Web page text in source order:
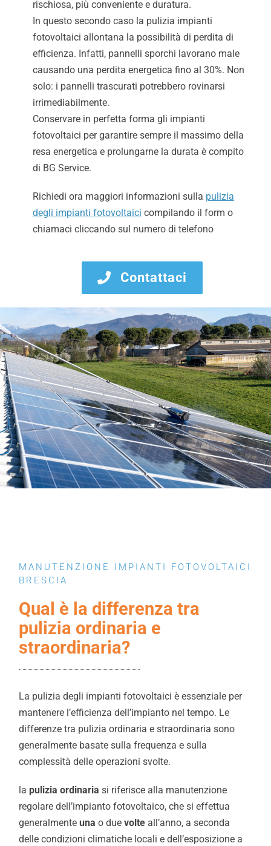
rischiosa, più conveniente e duratura.
In questo secondo caso la pulizia impianti
fotovoltaici allontana la possibilità di perdita di
efficienza. Infatti, pannelli sporchi lavorano male
causando una perdita energetica fino al 30%. Non
solo: i pannelli trascurati potrebbero rovinarsi
irrimediabilmente.
Conservare in perfetta forma gli impianti
fotovoltaici per garantire sempre il massimo della
resa energetica e prolungarne la durata è compito
di BG Service.
Richiedi ora maggiori informazioni sulla pulizia
degli impianti fotovoltaici compilando il form o
chiamaci cliccando sul numero di telefono
Contattaci
MANUTENZIONE IMPIANTI FOTOVOLTAICI
BRESCIA
Qual è la differenza tra
pulizia ordinaria e
straordinaria?
La pulizia degli impianti fotovoltaici è essenziale per
mantenere l’efficienza dell’impianto nel tempo. Le
differenze tra pulizia ordinaria e straordinaria sono
generalmente basate sulla frequenza e sulla
complessità delle operazioni svolte.
lapulizia ordinaria si riferisce alla manutenzione
regolare dell’impianto fotovoltaico, che si effettua
generalmente una o due volte all’anno, a seconda
delle condizioni climatiche locali e dell’esposizione a